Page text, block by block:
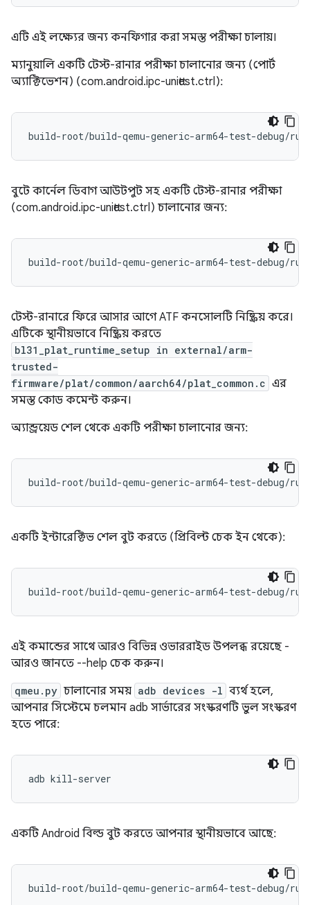
এটি এই লক্ষ্যের জন্য কনফিগার করা সমস্ত পরীক্ষা চালায়।
ম্যানুয়ালি একটি টেস্ট-রানার পরীক্ষা চালানোর জন্য (পোর্ট
অ্যাক্টিভেশন) (com.android.ipc-unittest.ctrl):
build-root/build-qemu-generic-arm64-test-
বুটে কার্নেল ডিবাগ আউটপুট সহ একটি টেস্ট-রানার পরীক্ষা
(com.android.ipc-unittest.ctrl) চালানোর জন্য:
টেস্ট-রানারে ফিরে আসার আগে ATF কনসোলটি নিষ্ক্রিয় করে।
এটিকে স্থানীয়ভাবে নিষ্ক্রিয় করতে
bl31_plat_runtime_setup in external/arm-
trusted-
firmware/plat/common/aarch64/plat_common.c এর
সমস্ত কোড কমেন্ট করুন।
অ্যান্ড্রয়েড শেল থেকে একটি পরীক্ষা চালানোর জন্য:
build-root/build-qemu-generic-arm64-test-debug/
একটি ইন্টারেক্টিভ শেল বুট করতে (প্রিবিল্ট চেক ইন থেকে):
build-root/build-qemu-generic-arm64-test-debug/run
এই কমান্ডের সাথে আরও বিভিন্ন ওভাররাইড উপলব্ধ রয়েছে -
আরও জানতে --help চেক করুন।
qmeu.py চালানোর সময় adb devices -l ব্যর্থ হলে,
আপনার সিস্টেমে চলমান adb সার্ভারের সংস্করণটি ভুল সংস্করণ
হতে পারে:
একটি Android বিল্ড বুট করতে আপনার স্থানীয়ভাবে আছে: